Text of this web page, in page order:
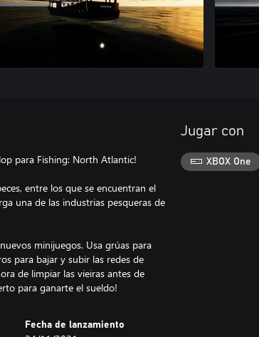
para Fishing: North Atlantic!
entre los que se encuentran el
una de las industrias pesqueras de
minijuegos. Usa grúas para
para bajar y subir las redes de
de limpiar las vieiras antes de
Fecha de lanzamiento
Jugar con
XBOX One